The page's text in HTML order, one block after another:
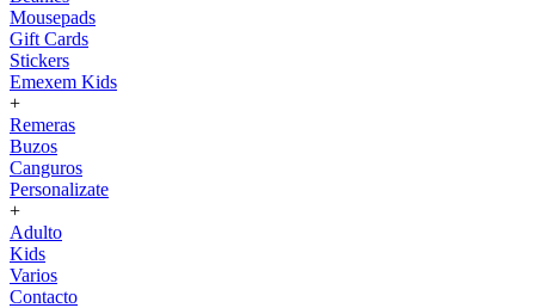
Mousepads
Gift Cards
Stickers
Emexem Kids
+
Remeras
Buzos
Canguros
Personalizate
+
Adulto
Kids
Varios
Contacto